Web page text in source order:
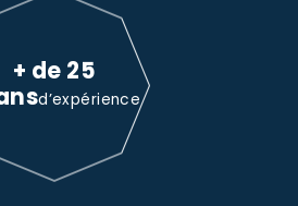
+ de 25
d’expérience